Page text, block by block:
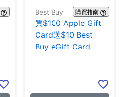
Best Buy 購買指南
買$100 Apple Gift
Card送$10 Best
Buy eGift Card